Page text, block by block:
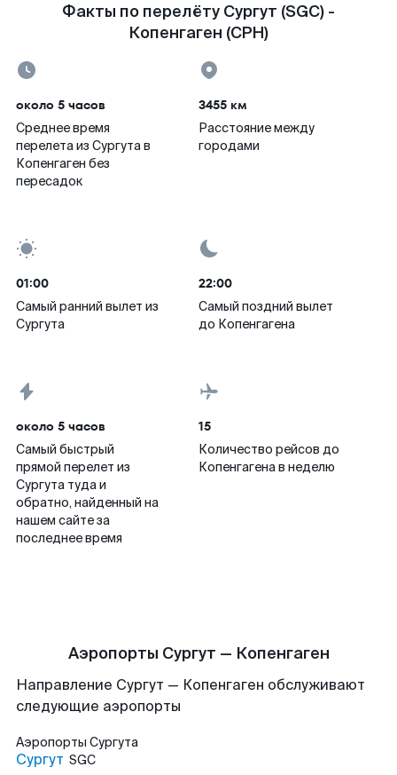
Факты по перелёту Сургут (SGC) -
Копенгаген (CPH)
около 5 часов
Среднее время
перелета из Сургута в
Копенгаген без
пересадок
3455 км
Расстояние между
городами
01:00
Самый ранний вылет из
Сургута
22:00
Самый поздний вылет
до Копенгагена
около 5 часов
Самый быстрый
прямой перелет из
Сургута туда и
обратно, найденный на
нашем сайте за
последнее время
15
Количество рейсов до
Копенгагена в неделю
Аэропорты Сургут — Копенгаген
Направление Сургут — Копенгаген обслуживают
следующие аэропорты
Аэропорты Сургута
Сургут SGC